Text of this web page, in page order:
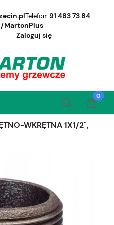
Telefon: 91 483 73 84
/MartonPlus
Zaloguj się
WKRĘTNA 1X1/2",